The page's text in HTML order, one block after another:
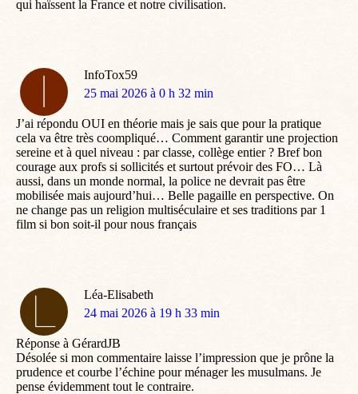
qui haïssent la France et notre civilisation.
InfoTox59
dit
25 mai 2026 à 0 h 32 min
J’ai répondu OUI en théorie mais je sais que pour la pratique
cela va être très coompliqué… Comment garantir une projection
sereine et à quel niveau : par classe, collège entier ? Bref bon
courage aux profs si sollicités et surtout prévoir des FO… Là
aussi, dans un monde normal, la police ne devrait pas être
mobilisée mais aujourd’hui… Belle pagaille en perspective. On
ne change pas un religion multiséculaire et ses traditions par 1
film si bon soit-il pour nous français
Léa-Elisabeth
dit
24 mai 2026 à 19 h 33 min
Réponse à GérardJB
Désolée si mon commentaire laisse l’impression que je prône la
prudence et courbe l’échine pour ménager les musulmans. Je
pense évidemment tout le contraire.